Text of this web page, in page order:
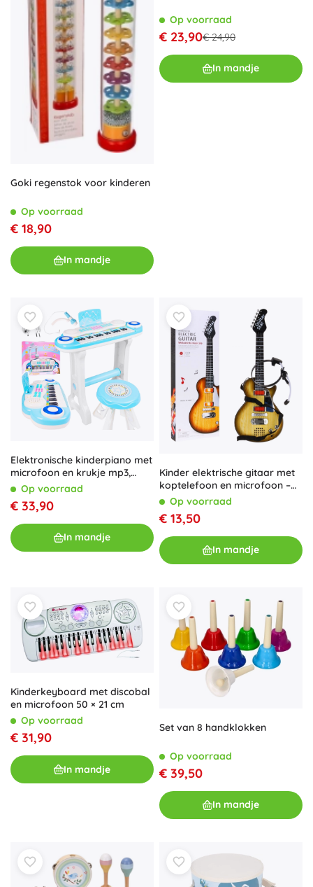
Goki regenstok voor kinderen
Op voorraad
€ 18,90
In mandje
Op voorraad
€ 23,90€ 24,90
In mandje
Elektronische kinderpiano met
microfoon en krukje mp3,
blauw
Op voorraad
€ 33,90
In mandje
Kinder elektrische gitaar met
koptelefoon en microfoon –
HoutOp voorraad
€ 13,50
In mandje
Kinderkeyboard met discobal
en microfoon 50 × 21 cm
Op voorraad
€ 31,90
In mandje
Set van 8 handklokken
Op voorraad
€ 39,50
In mandje